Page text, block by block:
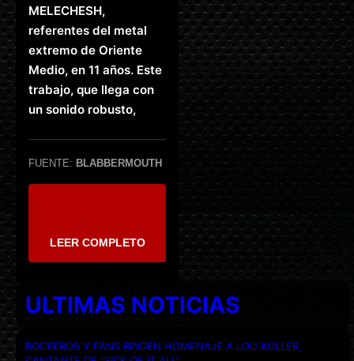
MELECHESH,
referentes del metal
extremo de Oriente
Medio, en 11 años. Este
trabajo, que llega con
un sonido robusto,
FUENTE: BLABBERMOUTH
LEER COMPLETO
ULTIMAS NOTICIAS
ROCKEROS Y FANS RINDEN HOMENAJE A LOU KOLLER,